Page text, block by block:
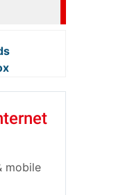
mobile